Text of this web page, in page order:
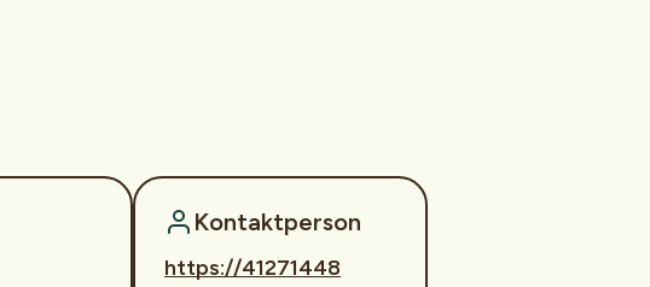
Kontaktperson
https://41271448